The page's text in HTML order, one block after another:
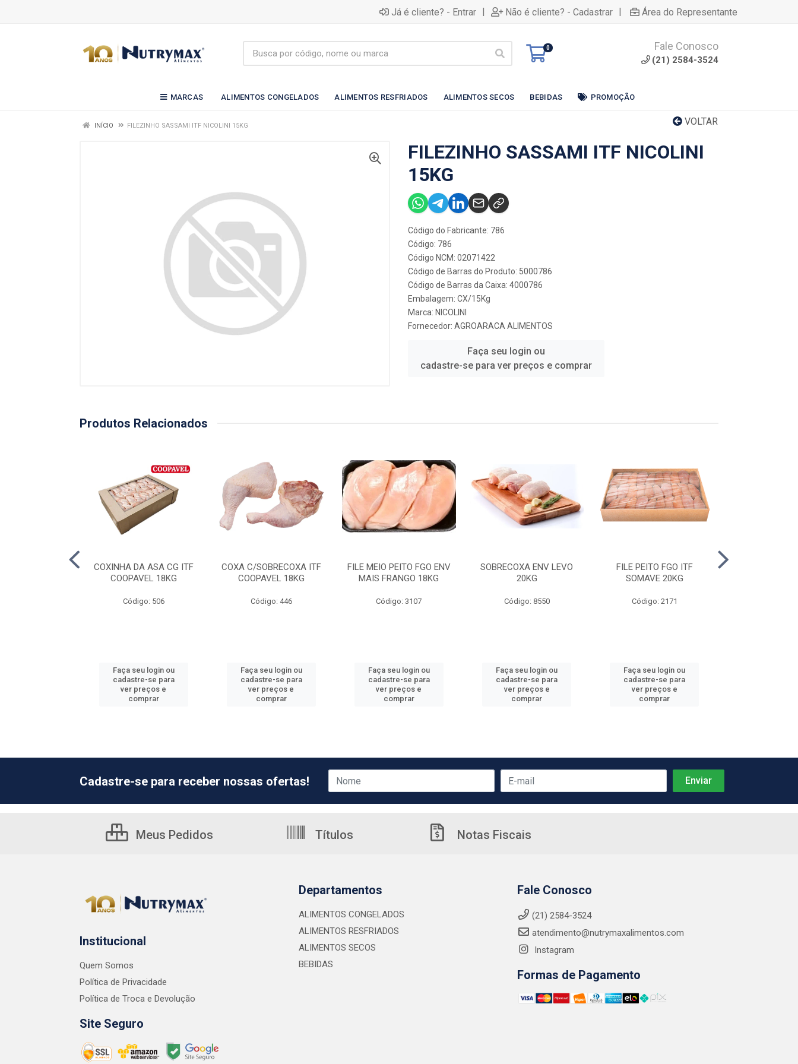
Já é cliente? - Entrar | Não é cliente? - Cadastrar | Área do Representante
0 Fale Conosco
(21) 2584-3524
MARCAS ALIMENTOS CONGELADOS ALIMENTOS RESFRIADOS ALIMENTOS SECOS BEBIDAS PROMOÇÃO
VOLTAR
INÍCIO FILEZINHO SASSAMI ITF NICOLINI 15KG
FILEZINHO SASSAMI ITF NICOLINI
15KG
Código do Fabricante: 786
Código: 786
Código NCM: 02071422
Código de Barras do Produto: 5000786
Código de Barras da Caixa: 4000786
Embalagem: CX/15Kg
Marca: NICOLINI
Fornecedor: AGROARACA ALIMENTOS
Faça seu login ou
cadastre-se para ver preços e comprar
Produtos Relacionados
COXINHA DA ASA CG ITF
COOPAVEL 18KG
Código: 506
Faça seu login ou
cadastre-se para
ver preços e
comprar
COXA C/SOBRECOXA ITF
COOPAVEL 18KG
Código: 446
Faça seu login ou
cadastre-se para
ver preços e
comprar
FILE MEIO PEITO FGO ENV
MAIS FRANGO 18KG
Código: 3107
Faça seu login ou
cadastre-se para
ver preços e
comprar
SOBRECOXA ENV LEVO
20KG
Código: 8550
Faça seu login ou
cadastre-se para
ver preços e
comprar
FILE PEITO FGO ITF
SOMAVE 20KG
Código: 2171
Faça seu login ou
cadastre-se para
ver preços e
comprar
Cadastre-se para receber nossas ofertas!
Meus Pedidos Títulos Notas Fiscais
Institucional
Quem Somos
Política de Privacidade
Política de Troca e Devolução
Site Seguro
Departamentos
ALIMENTOS CONGELADOS
ALIMENTOS RESFRIADOS
ALIMENTOS SECOS
BEBIDAS
Fale Conosco
(21) 2584-3524
atendimento@nutrymaxalimentos.com
Instagram
Formas de Pagamento